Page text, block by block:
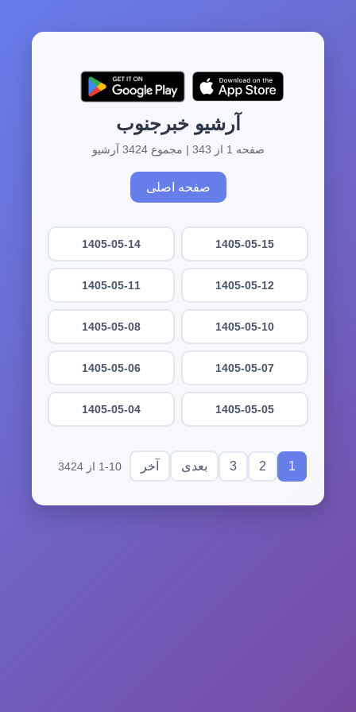
آرشیو خبرجنوب
صفحه 1 از 343 | مجموع 3424 آرشیو
صفحه اصلی
1405-05-15
1405-05-14
1405-05-12
1405-05-11
1405-05-10
1405-05-08
1405-05-07
1405-05-06
1405-05-05
1405-05-04
1
2
3 بعدی آخر 1-10 از 3424